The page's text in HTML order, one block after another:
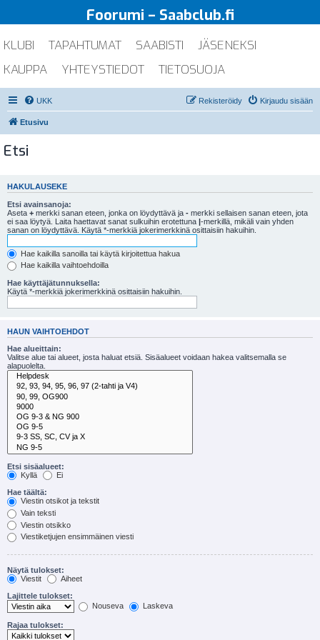
Foorumi – Saabclub.fi
KLUBI TAPAHTUMAT SAABISTI
JÄSENEKSI
KAUPPA
YHTEYSTIEDOT TIETOSUOJA
UKK Kirjaudu sisään
Rekisteröidy
Etusivu
Etsi
HAKULAUSEKE
Etsi avainsanoja:
Aseta + merkki sanan eteen, jonka on löydyttävä ja - merkki sellaisen sanan eteen, jota
ei saa löytyä. Laita haettavat sanat sulkuihin erotettuna |-merkillä, mikäli vain yhden
sanan on löydyttävä. Käytä *-merkkiä jokerimerkkinä osittaisiin hakuihin.
Hae kaikilla sanoilla tai käytä kirjoitettua hakua
Hae kaikilla vaihtoehdoilla
Hae käyttäjätunnuksella:
Käytä *-merkkiä jokerimerkkinä osittaisiin hakuihin.
HAUN VAIHTOEHDOT
Hae alueittain:
Valitse alue tai alueet, josta haluat etsiä. Sisäalueet voidaan hakea valitsemalla se
alapuolelta.
Etsi sisäalueet:
Kyllä
Ei
Hae täältä:
Viestin otsikot ja tekstit
Vain teksti
Viestin otsikko
Viestiketjujen ensimmäinen viesti
Näytä tulokset:
Viestit
Aiheet
Lajittele tulokset:
Nouseva
Laskeva
Rajaa tulokset: